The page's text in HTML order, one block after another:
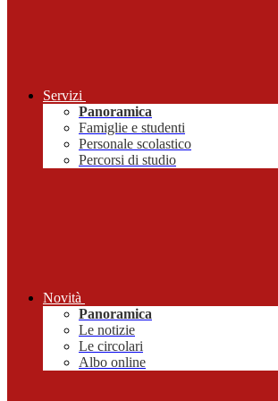
Servizi
Panoramica
Famiglie e studenti
Personale scolastico
Percorsi di studio
Novità
Panoramica
Le notizie
Le circolari
Albo online